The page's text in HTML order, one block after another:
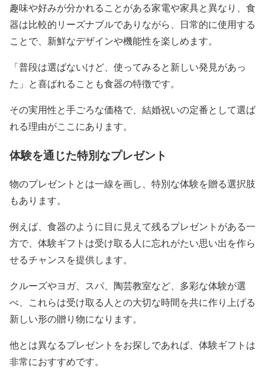
趣味や好みが分かれることがある家電や家具と異なり、食
器は比較的リーズナブルでありながら、日常的に使用する
ことで、新鮮なデザインや機能性を楽しめます。
「普段は選ばないけど、使ってみると新しい発見があっ
た」と喜ばれることも食器の特徴です。
その実用性と手ごろな価格で、結婚祝いの定番として選ば
れる理由がここにあります。
体験を通じた特別なプレゼント
物のプレゼントとは一線を画し、特別な体験を贈る選択肢
もあります。
例えば、食器のように目に見えて残るプレゼントがある一
方で、体験ギフトは受け取る人に忘れがたい思い出を作ら
せるチャンスを提供します。
クルーズやヨガ、スパ、陶芸教室など、多彩な体験が選
べ、これらは受け取る人との大切な時間を共に作り上げる
新しい形の贈り物になります。
他とは異なるプレゼントをお探しであれば、体験ギフトは
非常におすすめです。